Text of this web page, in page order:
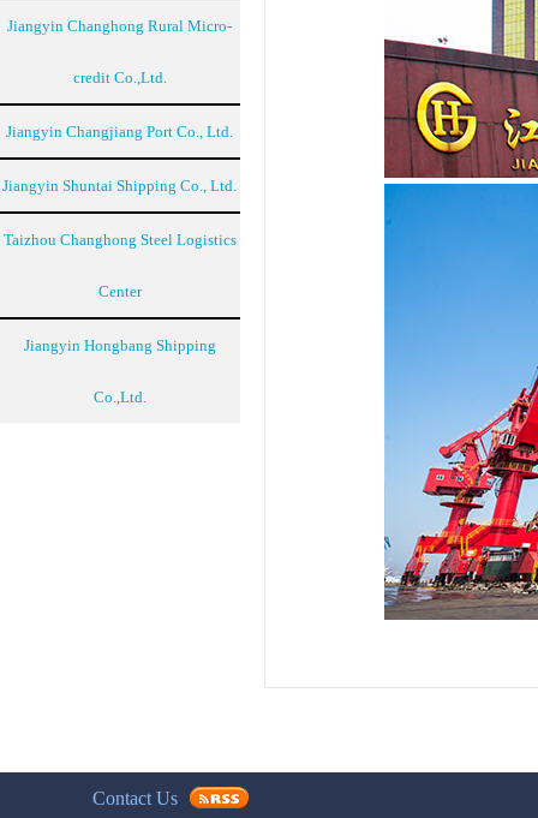
Jiangyin Changhong Rural Micro-
credit Co.,Ltd.
Jiangyin Changjiang Port Co., Ltd.
Jiangyin Shuntai Shipping Co., Ltd.
Taizhou Changhong Steel Logistics
Center
Jiangyin Hongbang Shipping
Co.,Ltd.
Contact Us